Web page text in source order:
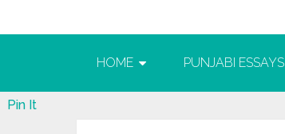
HOME PUNJABI ESSAYS
Pin It